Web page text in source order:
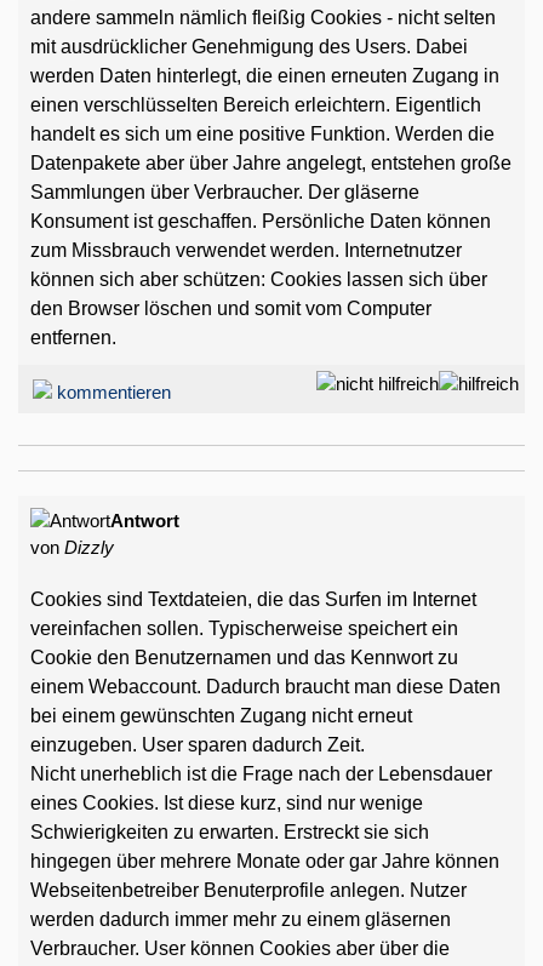
andere sammeln nämlich fleißig Cookies - nicht selten
mit ausdrücklicher Genehmigung des Users. Dabei
werden Daten hinterlegt, die einen erneuten Zugang in
einen verschlüsselten Bereich erleichtern. Eigentlich
handelt es sich um eine positive Funktion. Werden die
Datenpakete aber über Jahre angelegt, entstehen große
Sammlungen über Verbraucher. Der gläserne
Konsument ist geschaffen. Persönliche Daten können
zum Missbrauch verwendet werden. Internetnutzer
können sich aber schützen: Cookies lassen sich über
den Browser löschen und somit vom Computer
entfernen.
kommentieren
Antwort
von Dizzly
Cookies sind Textdateien, die das Surfen im Internet
vereinfachen sollen. Typischerweise speichert ein
Cookie den Benutzernamen und das Kennwort zu
einem Webaccount. Dadurch braucht man diese Daten
bei einem gewünschten Zugang nicht erneut
einzugeben. User sparen dadurch Zeit.
Nicht unerheblich ist die Frage nach der Lebensdauer
eines Cookies. Ist diese kurz, sind nur wenige
Schwierigkeiten zu erwarten. Erstreckt sie sich
hingegen über mehrere Monate oder gar Jahre können
Webseitenbetreiber Benuterprofile anlegen. Nutzer
werden dadurch immer mehr zu einem gläsernen
Verbraucher. User können Cookies aber über die